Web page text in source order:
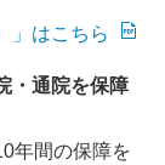
」はこちら
・通院を保障
年間の保障を